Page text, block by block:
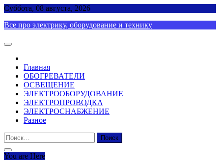
Skip
content
Суббота, 08 августа, 2026
Все про электрику, оборудование и технику
Главная
ОБОГРЕВАТЕЛИ
ОСВЕЩЕНИЕ
ЭЛЕКТРООБОРУДОВАНИЕ
ЭЛЕКТРОПРОВОДКА
ЭЛЕКТРОСНАБЖЕНИЕ
Разное
Найти:
You are Here